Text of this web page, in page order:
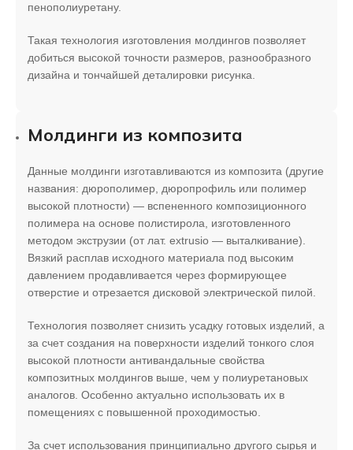
пенополиуретану.
Такая технология изготовления молдингов позволяет
добиться высокой точности размеров, разнообразного
дизайна и тончайшей деталировки рисунка.
Молдинги из композита
Данные молдинги изготавливаются из композита (другие
названия: дюрополимер, дюропрофиль или полимер
высокой плотности) — вспененного композиционного
полимера на основе полистирола, изготовленного
методом экструзии (от лат. extrusio — выталкивание).
Вязкий расплав исходного материала под высоким
давлением продавливается через формирующее
отверстие и отрезается дисковой электрической пилой.
Технология позволяет снизить усадку готовых изделий, а
за счет создания на поверхности изделий тонкого слоя
высокой плотности антивандальные свойства
композитных молдингов выше, чем у полиуретановых
аналогов. Особенно актуально использовать их в
помещениях с повышенной проходимостью.
За счет использования принципиально другого сырья и